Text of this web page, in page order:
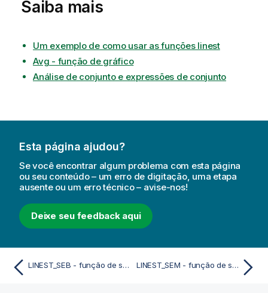
Saiba mais
Um exemplo de como usar as funções linest
Avg - função de gráfico
Análise de conjunto e expressões de conjunto
Esta página ajudou?
Se você encontrar algum problema com esta página
ou seu conteúdo – um erro de digitação, uma etapa
ausente ou um erro técnico – avise-nos!
Deixe seu feedback aqui
LINEST_SEB - função de script LINEST_SEM - função de script